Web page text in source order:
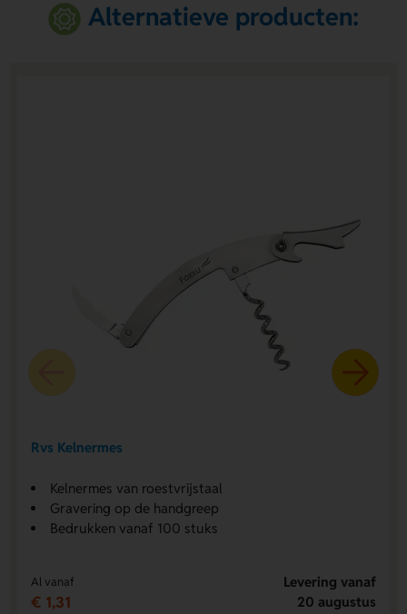
Alternatieve producten:
Rvs Kelnermes
Kelnermes van roestvrijstaal
Gravering op de handgreep
Bedrukken vanaf 100 stuks
Al vanaf
€ 1,31
Levering vanaf
20 augustus